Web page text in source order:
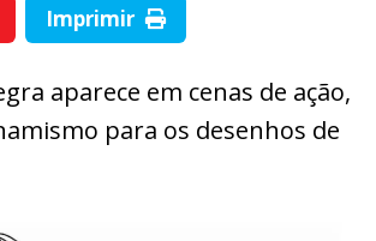
Imprimir
aparece em cenas de ação,
para os desenhos de